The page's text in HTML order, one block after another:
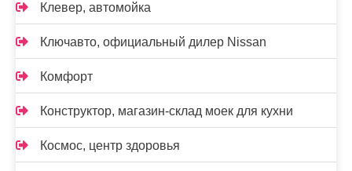
Клевер, автомойка
Ключавто, официальный дилер Nissan
Комфорт
Конструктор, магазин-склад моек для кухни
Космос, центр здоровья